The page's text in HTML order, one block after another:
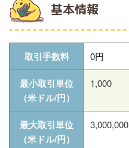
基本情報
取引手数料 0円
最小取引単位
（米ドル/円）
1,000
最大取引単位
（米ドル/円）
3,000,000